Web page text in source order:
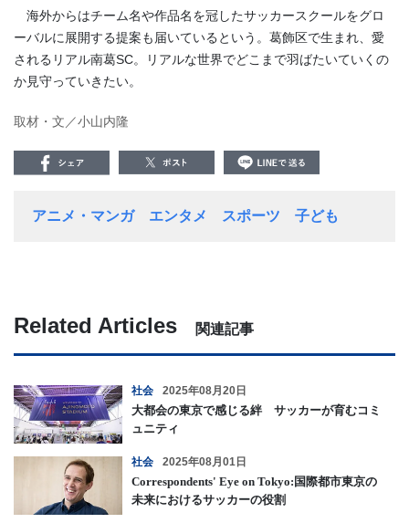
海外からはチーム名や作品名を冠したサッカースクールをグロ
ーバルに展開する提案も届いているという。葛飾区で生まれ、愛
されるリアル南葛SC。リアルな世界でどこまで羽ばたいていくの
か見守っていきたい。
取材・文／小山内隆
アニメ・マンガ エンタメ スポーツ 子ども
Related Articles 関連記事
社会 2025年08月20日
大都会の東京で感じる絆 サッカーが育むコミ
ュニティ
社会 2025年08月01日
Correspondents' Eye on Tokyo:国際都市東京の
未来におけるサッカーの役割